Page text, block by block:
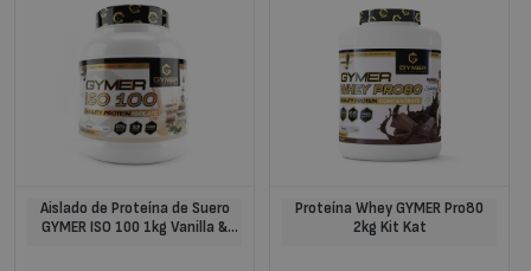
Aislado de Proteína de Suero
GYMER ISO 100 1kg Vanilla &
Proteína Whey GYMER Pro80
2kg Kit Kat